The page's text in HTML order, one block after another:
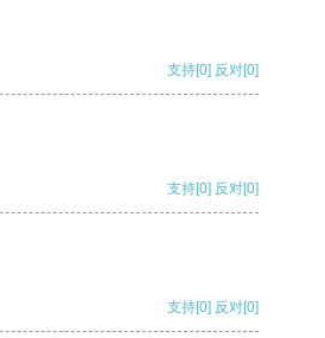
支持[0] 反对[0]
支持[0] 反对[0]
支持[0] 反对[0]